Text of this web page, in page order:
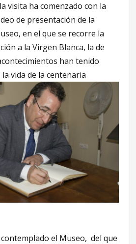
visita ha comenzado con la
de presentación de la
en el que se recorre la
a la Virgen Blanca, la de
han tenido
vida de la centenaria
el Museo, del que